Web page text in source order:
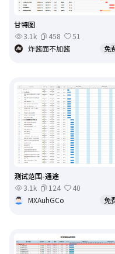
甘特图
3.1k
458
51
炸酱面不加酱
免
测试范围-通途
3.1k
124
40
MXAuhGCo
免